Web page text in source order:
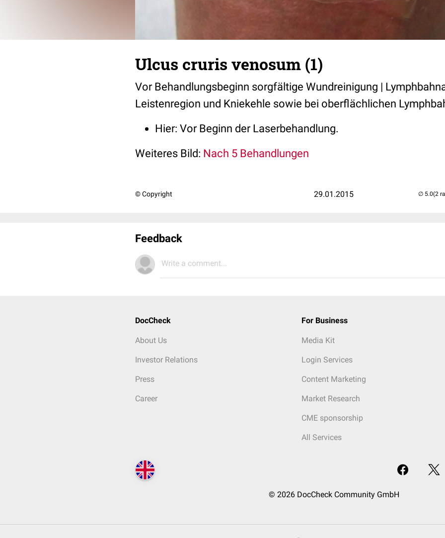
Ulcus cruris venosum (1)
Vor Behandlungsbeginn sorgfältige Wundreinigung |
Leistenregion und Kniekehle sowie bei oberflächlichen
Hier: Vor Beginn der Laserbehandlung.
Weiteres Bild: Nach 5 Behandlungen
© Copyright 29.01.2015 (2
Feedback
Write a comment...
DocCheck
About Us
Investor Relations
Press
Career
For Business
Media Kit
Login Services
Content Marketing
Market Research
CME sponsorship
All Services
© 2026 DocCheck Community GmbH